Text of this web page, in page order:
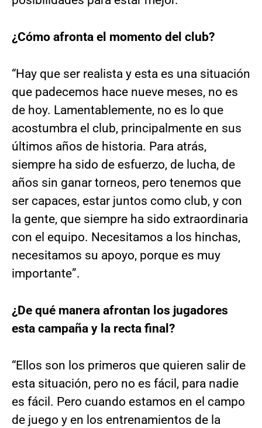
¿Cómo afronta el momento del club?
“Hay que ser realista y esta es una situación
que padecemos hace nueve meses, no es
de hoy. Lamentablemente, no es lo que
acostumbra el club, principalmente en sus
últimos años de historia. Para atrás,
siempre ha sido de esfuerzo, de lucha, de
años sin ganar torneos, pero tenemos que
ser capaces, estar juntos como club, y con
la gente, que siempre ha sido extraordinaria
con el equipo. Necesitamos a los hinchas,
necesitamos su apoyo, porque es muy
importante”.
¿De qué manera afrontan los jugadores
esta campaña y la recta final?
“Ellos son los primeros que quieren salir de
esta situación, pero no es fácil, para nadie
es fácil. Pero cuando estamos en el campo
de juego y en los entrenamientos de la